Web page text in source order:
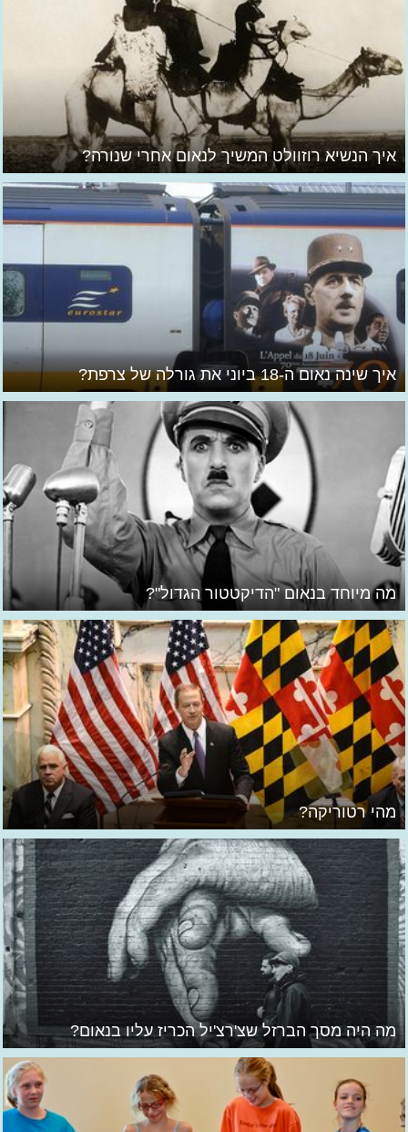
איך הנשיא רוזוולט המשיך לנאום אחרי שנורה?
איך שינה נאום ה-18 ביוני את גורלה של צרפת?
מה מיוחד בנאום "הדיקטטור הגדול"?
מהי רטוריקה?
מה היה מסך הברזל שצ'רצ'יל הכריז עליו בנאום?